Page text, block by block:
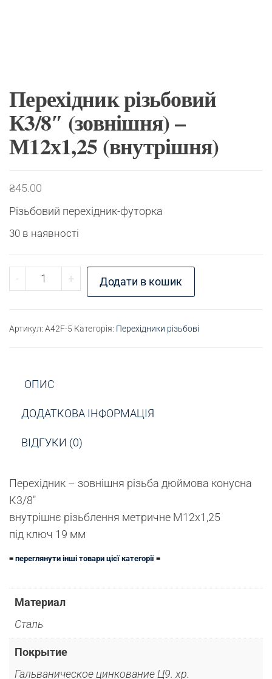
Перехідник різьбовий
К3/8″ (зовнішня) –
М12х1,25 (внутрішня)
₴45.00
Різьбовий перехідник-футорка
30 в наявності
- Перехідник різьбовий К3/8" (зовнішня) -
+ Додати в кошик
Артикул: A42F-5 Категорія: Перехідники різьбові
ОПИС
ДОДАТКОВА ІНФОРМАЦІЯ
ВІДГУКИ (0)
Перехідник – зовнішня різьба дюймова конусна
К3/8″
внутрішнє різьблення метричне М12х1,25
під ключ 19 мм
≡ переглянути інші товари цієї категорії ≡
Материал
Сталь
Покрытие
Гальваническое цинкование Ц9. хр.